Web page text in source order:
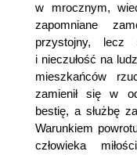
w mrocznym,
zapomniane
przystojny, lecz
i nieczułość na
mieszkańców
zamienił się w
bestię, a służbę
Warunkiem
człowieka